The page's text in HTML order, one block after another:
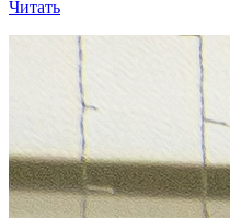
Читать